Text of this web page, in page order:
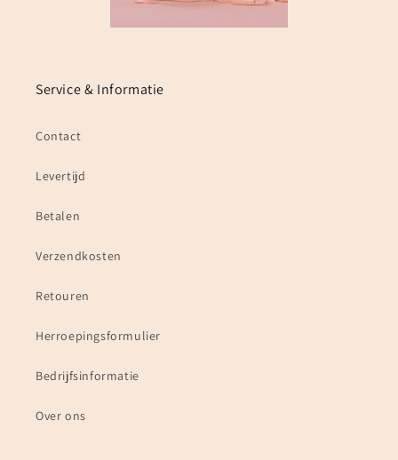
Service & Informatie
Contact
Levertijd
Betalen
Verzendkosten
Retouren
Herroepingsformulier
Bedrijfsinformatie
Over ons